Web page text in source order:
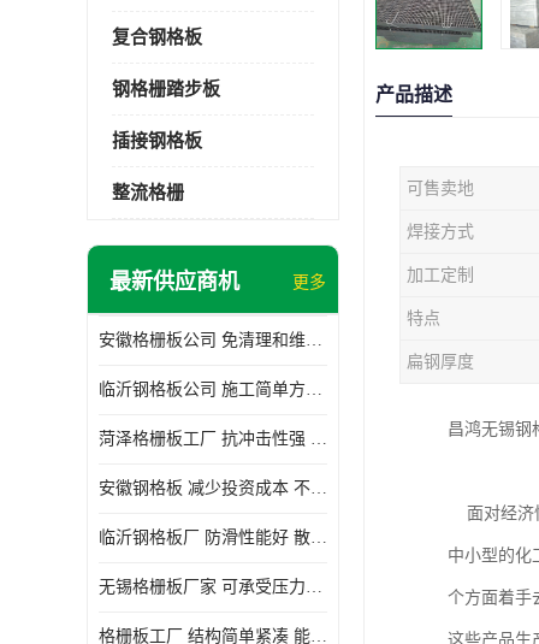
复合钢格板
钢格栅踏步板
插接钢格板
整流格栅
最新供应商机 更多
安徽格栅板公司 免清理和维护 安装需要人工少
临沂钢格板公司 施工简单方便 通风好 减少风阻
菏泽格栅板工厂 抗冲击性强 安装需要人工少
安徽钢格板 减少投资成本 不用清洗和维护
临沂钢格板厂 防滑性能好 散热防爆效果好
无锡格栅板厂家 可承受压力强 安装需要人工少
格栅板工厂 结构简单紧凑 能减少风力破坏
产品描述
可售卖地
焊接方式
加工定制
特点
扁钢厚度
昌鸿无锡钢
面对经济
中小型的化
个方面着手
这些产品生